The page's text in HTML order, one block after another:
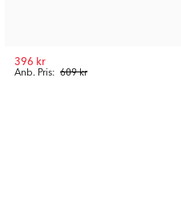
Anb. Pris: 609 kr
396 kr